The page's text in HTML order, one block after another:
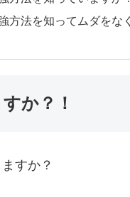
方法を知ってムダをな
か？！
すか？